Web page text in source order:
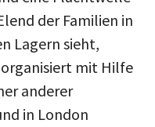
der Familien in
Lagern sieht,
mit Hilfe
anderer
in London